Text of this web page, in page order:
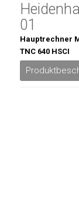
01
Hauptrechner
TNC 640 HSCI